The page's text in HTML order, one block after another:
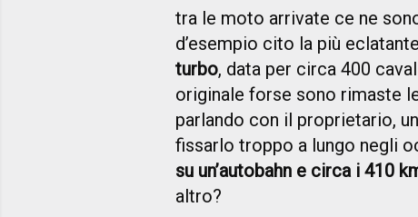
tra le moto arrivate ce ne
d’esempio cito la più
turbo, data per circa 400
originale forse sono rimaste
parlando con il proprietario,
fissarlo troppo a lungo negli
su un’autobahn e circa i 410
altro?